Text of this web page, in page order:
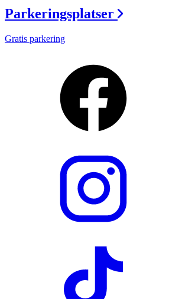
Parkeringsplatser
Gratis parkering